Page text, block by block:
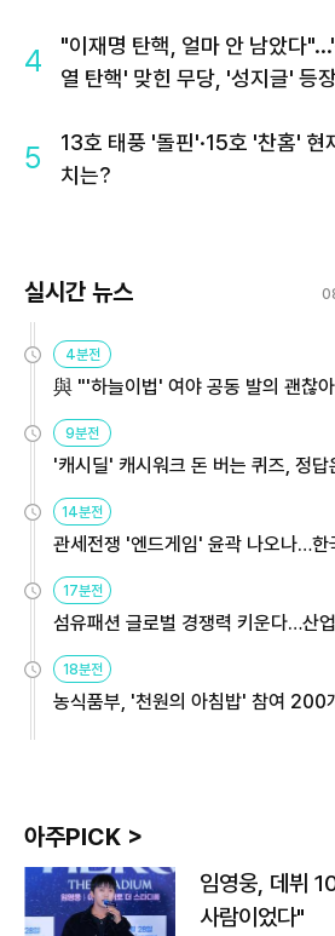
4
"이재명 탄핵, 얼마 안 남았다
열 탄핵' 맞힌 무당, '성지글' 등
5
13호 태풍 '돌핀'·15호 '찬홈' 현
치는?
실시간 뉴스
4분전
與 "'하늘이법' 여야 공동 발의 괜찮
9분전
'캐시딜' 캐시워크 돈 버는 퀴즈, 정답
14분전
관세전쟁 '엔드게임' 윤곽 나오나…한
17분전
섬유패션 글로벌 경쟁력 키운다…산
18분전
농식품부, '천원의 아침밥' 참여 200
아주PICK >
임영웅, 데뷔
사람이었다"